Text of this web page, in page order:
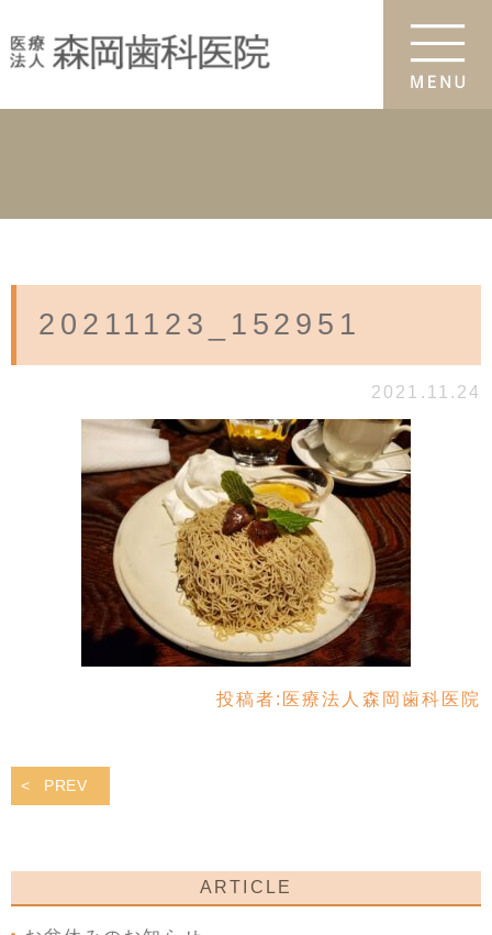
20211123_152951
2021.11.24
投稿者: 医療法人森岡歯科医院
PREV
ARTICLE